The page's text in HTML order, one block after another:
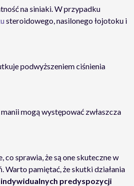
na siniaki. W przypadku
steroidowego, nasilonego łojotoku i
podwyższeniem ciśnienia
mogą występować zwłaszcza
sprawia, że są one skuteczne w
Warto pamiętać, że skutki działania
predyspozycji